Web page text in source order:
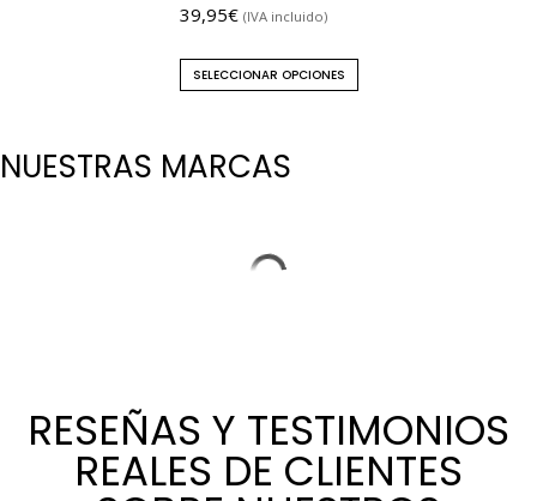
39,95€ (IVA incluido)
SELECCIONAR OPCIONES
NUESTRAS MARCAS
RESEÑAS Y TESTIMONIOS
REALES DE CLIENTES